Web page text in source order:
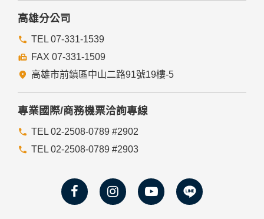
高雄分公司
TEL 07-331-1539
FAX 07-331-1509
高雄市前鎮區中山二路91號19樓-5
專業國際/商務機票洽詢專線
TEL 02-2508-0789 #2902
TEL 02-2508-0789 #2903